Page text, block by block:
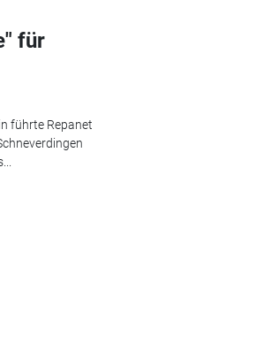
für
führte Repanet